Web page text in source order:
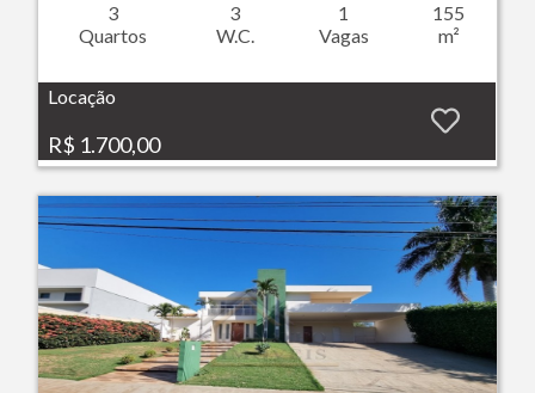
3
Quartos
3
W.C.
1
Vagas
155
m²
Locação
R$ 1.700,00